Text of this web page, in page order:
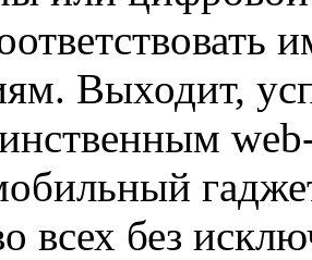
Выходит,
всех без